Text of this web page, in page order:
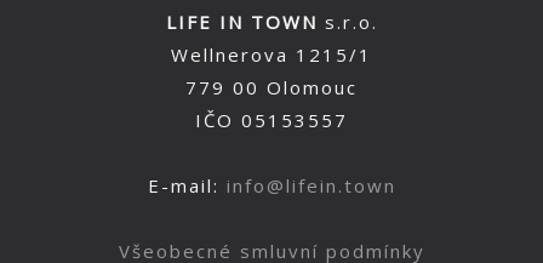
LIFE IN TOWN s.r.o.
Wellnerova 1215/1
779 00 Olomouc
IČO 05153557
E-mail: info@lifein.town
Všeobecné smluvní podmínky